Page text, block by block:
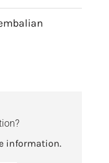
information.